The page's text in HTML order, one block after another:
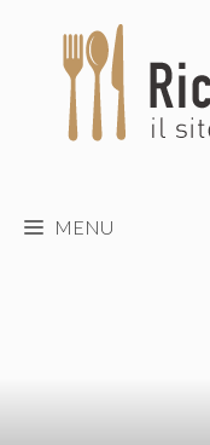
contenuto
MENU